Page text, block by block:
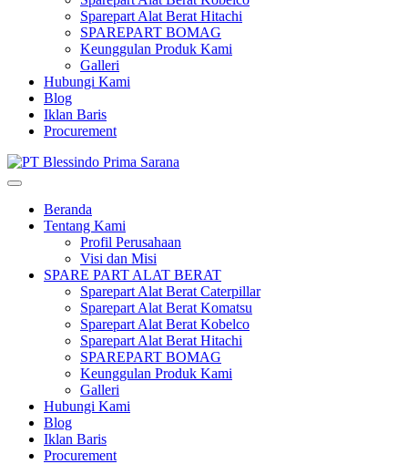
Sparepart Alat Berat Hitachi
SPAREPART BOMAG
Keunggulan Produk Kami
Galleri
Hubungi Kami
Blog
Iklan Baris
Procurement
Beranda
Tentang Kami
Profil Perusahaan
Visi dan Misi
SPARE PART ALAT BERAT
Sparepart Alat Berat Caterpillar
Sparepart Alat Berat Komatsu
Sparepart Alat Berat Kobelco
Sparepart Alat Berat Hitachi
SPAREPART BOMAG
Keunggulan Produk Kami
Galleri
Hubungi Kami
Blog
Iklan Baris
Procurement